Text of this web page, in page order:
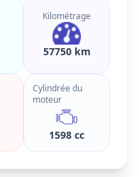
Kilométrage
57750 km
Cylindrée du
moteur
1598 cc